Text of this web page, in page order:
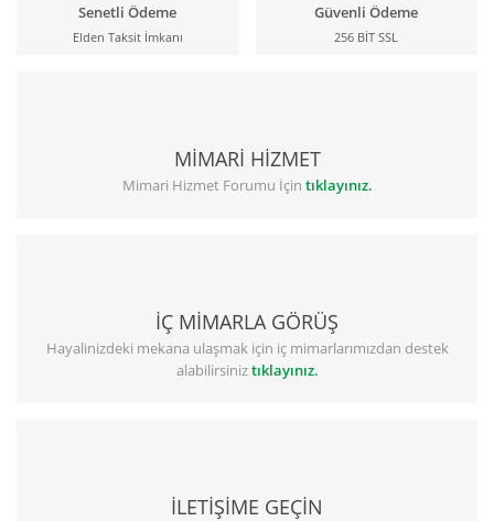
Senetli Ödeme
Elden Taksit İmkanı
Güvenli Ödeme
256 BİT SSL
MİMARİ HİZMET
Mimari Hizmet Forumu İçin tıklayınız.
İÇ MİMARLA GÖRÜŞ
Hayalinizdeki mekana ulaşmak için iç mimarlarımızdan destek
alabilirsiniztıklayınız.
İLETİŞİME GEÇİN